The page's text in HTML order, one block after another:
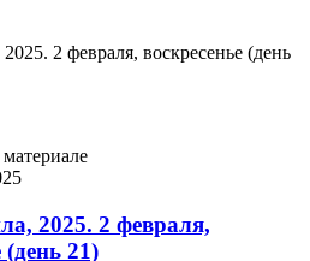
2 февраля, воскресенье (день
2025. 2 февраля,
(день 21)